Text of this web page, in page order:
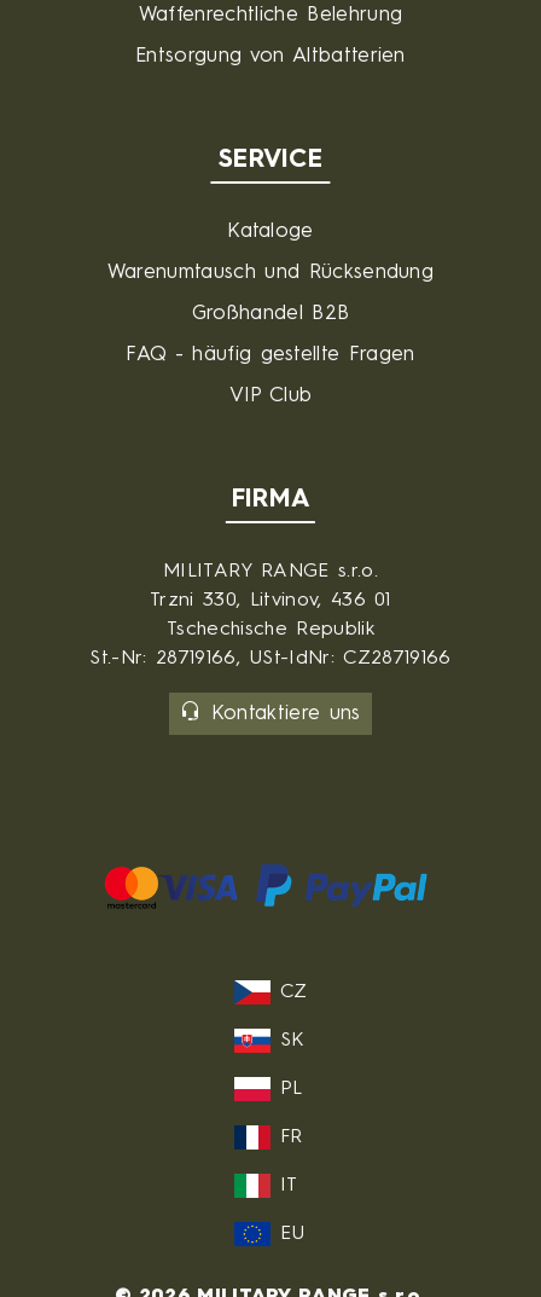
Waffenrechtliche Belehrung
Entsorgung von Altbatterien
SERVICE
Kataloge
Warenumtausch und Rücksendung
Großhandel B2B
FAQ - häufig gestellte Fragen
VIP Club
FIRMA
MILITARY RANGE s.r.o.
Trzni 330, Litvinov, 436 01
Tschechische Republik
St.-Nr: 28719166, USt-IdNr: CZ28719166
Kontaktiere uns
CZ
SK
PL
FR
IT
EU